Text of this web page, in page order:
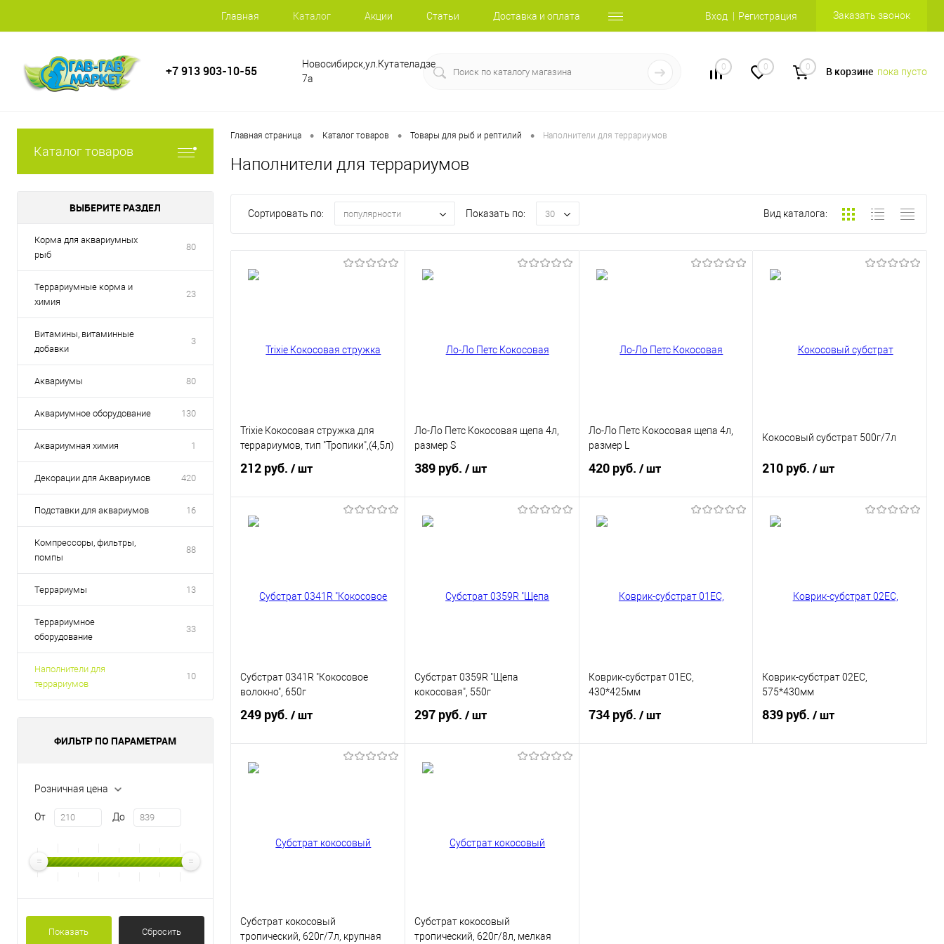
Главная Каталог Акции Статьи Доставка и оплата Вход Регистрация Заказать звонок
+7 913 903-10-55
Новосибирск,ул.Кутателадзе
7а
0 0 0 В корзине пока пусто
Каталог товаров
ВЫБЕРИТЕ РАЗДЕЛ
Корма для аквариумных
рыб
80
Террариумные корма и
химия
23
Витамины, витаминные
добавки
3
Аквариумы 80
Аквариумное оборудование 130
Аквариумная химия 1
Декорации для Аквариумов 420
Подставки для аквариумов 16
Компрессоры, фильтры,
помпы
88
Террариумы 13
Террариумное
оборудование
33
Наполнители для
террариумов
10
ФИЛЬТР ПО ПАРАМЕТРАМ
Розничная цена
От До
Показать Сбросить
Главная страница • Каталог товаров • Товары для рыб и рептилий • Наполнители для террариумов
Наполнители для террариумов
Сортировать по: популярности Показать по: 30 Вид каталога:
Trixie Кокосовая стружка для
террариумов, тип "Тропики",(4,5л)
212 руб. / шт
Ло-Ло Петс Кокосовая щепа 4л,
размер S
389 руб. / шт
Ло-Ло Петс Кокосовая щепа 4л,
размер L
420 руб. / шт
Кокосовый субстрат 500г/7л
210 руб./ шт
Субстрат 0341R "Кокосовое
волокно", 650г
249 руб. / шт
Субстрат 0359R "Щепа
кокосовая", 550г
297 руб. / шт
Коврик-субстрат 01EC,
430*425мм
734 руб. / шт
Коврик-субстрат 02EC,
575*430мм
839 руб./ шт
Субстрат кокосовый
тропический, 620г/7л, крупная
Субстрат кокосовый
тропический, 620г/8л, мелкая